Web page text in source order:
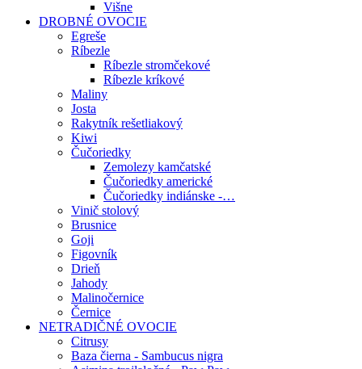
Višne
DROBNÉ OVOCIE
Egreše
Ríbezle
Ríbezle stromčekové
Ríbezle kríkové
Maliny
Josta
Rakytník rešetliakový
Kiwi
Čučoriedky
Zemolezy kamčatské
Čučoriedky americké
Čučoriedky indiánske -…
Vinič stolový
Brusnice
Goji
Figovník
Drieň
Jahody
Malinočernice
Černice
NETRADIČNÉ OVOCIE
Citrusy
Baza čierna - Sambucus nigra